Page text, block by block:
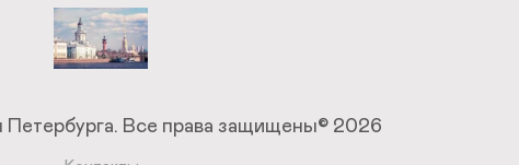
Все права защищены© 2026